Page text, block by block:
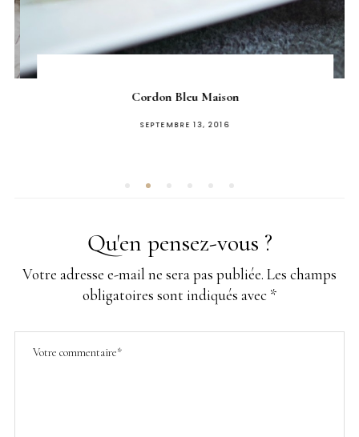
Cordon Bleu Maison
PUBLIÉ
SEPTEMBRE 13, 2016
Qu'en pensez-vous ?
Votre adresse e-mail ne sera pas publiée. Les champs
obligatoires sont indiqués avec *